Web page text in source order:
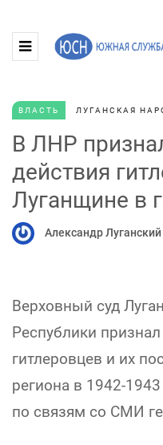
ВЛАСТЬ ЛУГАНСКАЯ
В ЛНР
действия
Луганщине в
Александр Луганский
Верховный суд
Республики
гитлеровцев и их
региона в 1942-
по связям со СМИ